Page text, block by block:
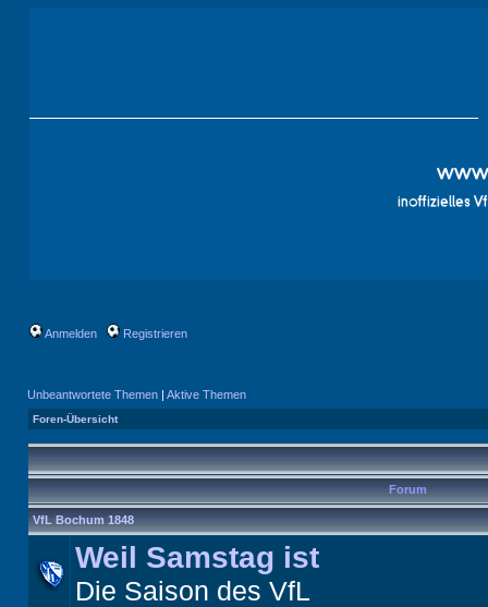
Anmelden Registrieren
Unbeantwortete Themen | Aktive Themen
Foren-Übersicht
Forum
VfL Bochum 1848
Weil Samstag ist
Die Saison des VfL